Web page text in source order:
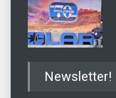
Newsletter!